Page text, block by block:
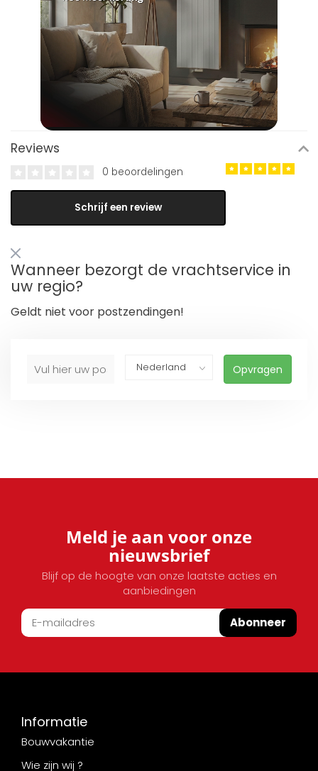
Reviews
0 beoordelingen
Schrijf een review
Wanneer bezorgt de vrachtservice in
uw regio?
Geldt niet voor postzendingen!
Opvragen
Meld je aan voor onze
nieuwsbrief
Blijf op de hoogte van onze laatste acties en
aanbiedingen
Abonneer
Informatie
Bouwvakantie
Wie zijn wij ?